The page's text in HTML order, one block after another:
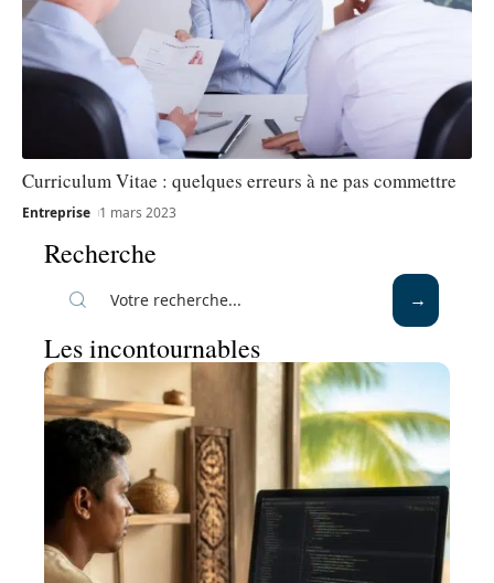
Curriculum Vitae : quelques erreurs à ne pas commettre
Entreprise 1 mars 2023
Recherche
Les incontournables